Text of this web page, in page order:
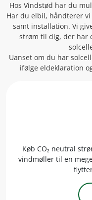
Hos Vindstød har du
Har du elbil, håndterer
samt installation. Vi
strøm til dig, der har
Uanset om du har
ifølge eldeklaration
Køb CO₂ neutral
vindmøller til en